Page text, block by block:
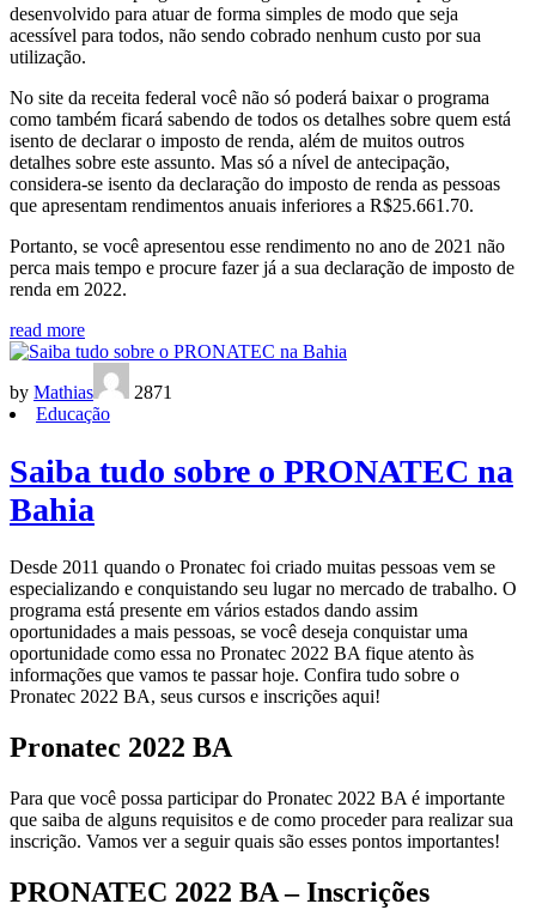
desenvolvido para atuar de forma simples de modo que seja
acessível para todos, não sendo cobrado nenhum custo por sua
utilização.
No site da receita federal você não só poderá baixar o programa
como também ficará sabendo de todos os detalhes sobre quem está
isento de declarar o imposto de renda, além de muitos outros
detalhes sobre este assunto. Mas só a nível de antecipação,
considera-se isento da declaração do imposto de renda as pessoas
que apresentam rendimentos anuais inferiores a R$25.661.70.
Portanto, se você apresentou esse rendimento no ano de 2021 não
perca mais tempo e procure fazer já a sua declaração de imposto de
renda em 2022.
read more
by Mathias
2871
Educação
Saiba tudo sobre o PRONATEC na
Bahia
Desde 2011 quando o Pronatec foi criado muitas pessoas vem se
especializando e conquistando seu lugar no mercado de trabalho. O
programa está presente em vários estados dando assim
oportunidades a mais pessoas, se você deseja conquistar uma
oportunidade como essa no Pronatec 2022 BA fique atento às
informações que vamos te passar hoje. Confira tudo sobre o
Pronatec 2022 BA, seus cursos e inscrições aqui!
Pronatec 2022 BA
Para que você possa participar do Pronatec 2022 BA é importante
que saiba de alguns requisitos e de como proceder para realizar sua
inscrição. Vamos ver a seguir quais são esses pontos importantes!
PRONATEC 2022 BA – Inscrições